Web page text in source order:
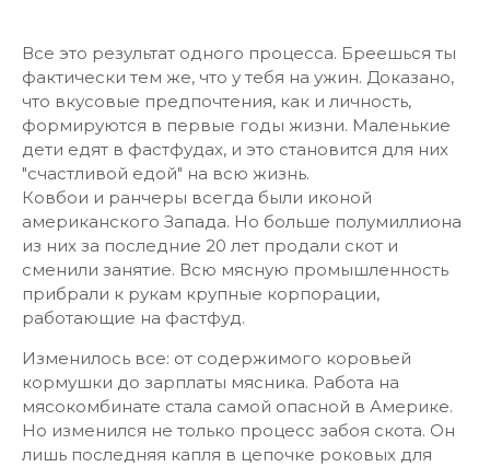
Все это результат одного процесса. Бреешься ты
фактически тем же, что у тебя на ужин. Доказано,
что вкусовые предпочтения, как и личность,
формируются в первые годы жизни. Маленькие
дети едят в фастфудах, и это становится для них
"счастливой едой" на всю жизнь.
Ковбои и ранчеры всегда были иконой
американского Запада. Но больше полумиллиона
из них за последние 20 лет продали скот и
сменили занятие. Всю мясную промышленность
прибрали к рукам крупные корпорации,
работающие на фастфуд.
Изменилось все: от содержимого коровьей
кормушки до зарплаты мясника. Работа на
мясокомбинате стала самой опасной в Америке.
Но изменился не только процесс забоя скота. Он
лишь последняя капля в цепочке роковых для